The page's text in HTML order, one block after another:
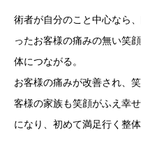
術者が自分のこと中心なら
ったお客様の痛みの無い笑
体につながる。
お客様の痛みが改善され、
客様の家族も笑顔がふえ幸
になり、初めて満足行く整